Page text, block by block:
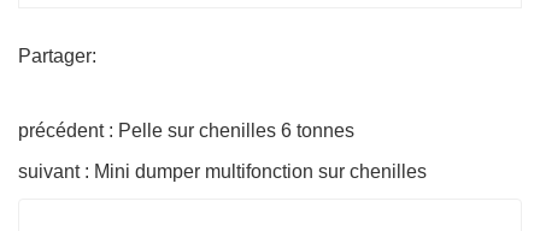
Partager:
précédent : Pelle sur chenilles 6 tonnes
suivant : Mini dumper multifonction sur chenilles